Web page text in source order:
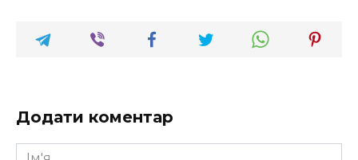
Додати коментар
Ім'я